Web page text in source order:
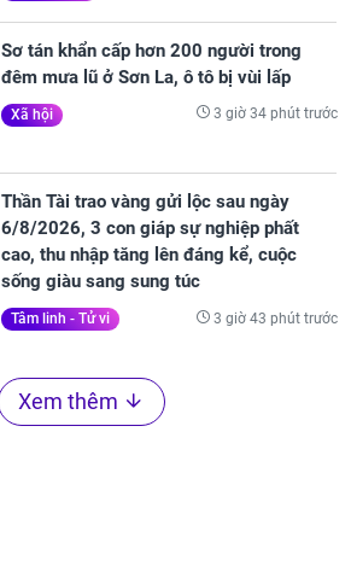
Sơ tán khẩn cấp hơn 200 người trong
đêm mưa lũ ở Sơn La, ô tô bị vùi lấp
Xã hội 3 giờ 34 phút trước
Thần Tài trao vàng gửi lộc sau ngày
6/8/2026, 3 con giáp sự nghiệp phất
cao, thu nhập tăng lên đáng kể, cuộc
sống giàu sang sung túc
Tâm linh - Tử vi 3 giờ 43 phút trước
Xem thêm